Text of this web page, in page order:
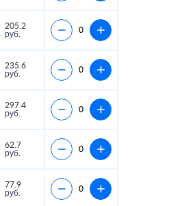
205.2
руб.
235.6
руб.
297.4
руб.
62.7
руб.
77.9
руб.